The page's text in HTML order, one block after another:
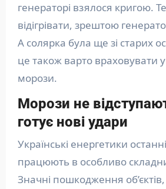
генераторі взялося кригою.
відігрівати, зрештою
А солярка була ще зі старих
це також варто враховувати у
морози.
Морози не
готує нові удари
Українські енергетики
працюють в особливо
Значні пошкодження